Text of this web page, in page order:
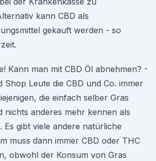
kann CBD als
gekauft werden - so
Kann man mit CBD Öl abnehmen? -
Shop Leute die CBD und Co. immer
die einfach selber Gras
nichts anderes mehr kennen als
Es gibt viele andere natürliche
muss dann immer CBD oder THC
obwohl der Konsum von Gras